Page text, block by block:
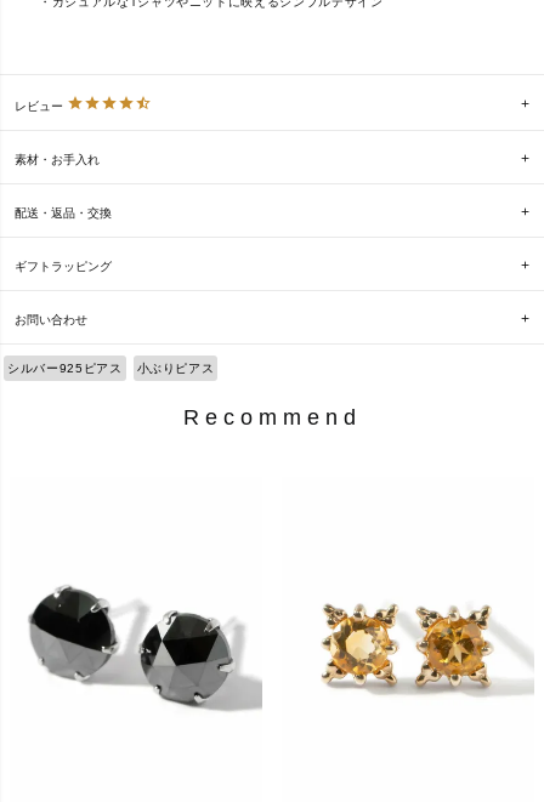
レビュー
素材・お手入れ
配送・返品・交換
ギフトラッピング
お問い合わせ
シルバー925ピアス 小ぶりピアス
Recommend